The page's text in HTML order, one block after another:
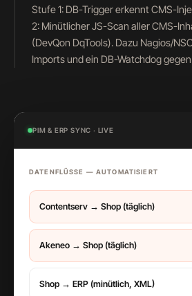
Stufe 1: DB-Trigger erkennt CMS-
2: Minütlicher JS-Scan aller CMS-
(DevQon DqTools). Dazu Nagios/
Imports und ein DB-Watchdog
PIM & ERP SYNC · LIVE
DATENFLÜSSE — AUTOMATISIERT
Contentserv → Shop (täglich)
Akeneo → Shop (täglich)
Shop → ERP (minütlich, XML)